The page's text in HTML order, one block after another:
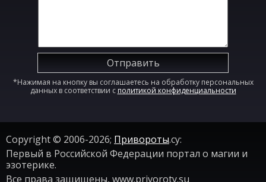
Отправить
*Нажимая на кнопку вы соглашаетесь на обработку персональных
данных в соответствии с политикой конфиденциальности
Copyright © 2006-2026; Привороты.су:
Первый в Российской Федерации портал о магии и
эзотерике.
Все права защищены, www.privoroty.su